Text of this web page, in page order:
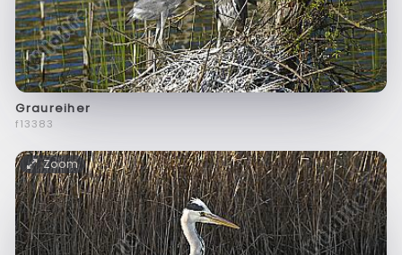
Graureiher
f13383
Zoom